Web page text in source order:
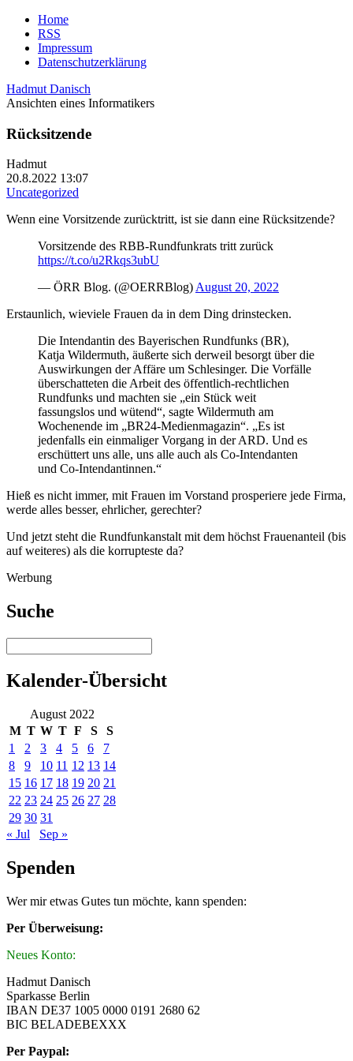
Home
RSS
Impressum
Datenschutzerklärung
Hadmut Danisch
Ansichten eines Informatikers
Rücksitzende
Hadmut
20.8.2022 13:07
Uncategorized
Wenn eine Vorsitzende zurücktritt, ist sie dann eine Rücksitzende?
Vorsitzende des RBB-Rundfunkrats tritt zurück
https://t.co/u2Rkqs3ubU
— ÖRR Blog. (@OERRBlog)August 20, 2022
Erstaunlich, wieviele Frauen da in dem Ding drinstecken.
Die Intendantin des Bayerischen Rundfunks (BR),
Katja Wildermuth, äußerte sich derweil besorgt über die
Auswirkungen der Affäre um Schlesinger. Die Vorfälle
überschatteten die Arbeit des öffentlich-rechtlichen
Rundfunks und machten sie „ein Stück weit
fassungslos und wütend“, sagte Wildermuth am
Wochenende im „BR24-Medienmagazin“. „Es ist
jedenfalls ein einmaliger Vorgang in der ARD. Und es
erschüttert uns alle, uns alle auch als Co-Intendanten
und Co-Intendantinnen.“
Hieß es nicht immer, mit Frauen im Vorstand prosperiere jede Firma,
werde alles besser, ehrlicher, gerechter?
Und jetzt steht die Rundfunkanstalt mit dem höchst Frauenanteil (bis
auf weiteres) als die korrupteste da?
Werbung
Suche
Kalender-Übersicht
August 2022
M T W T F S
S
1
2 3 4 5 6
7
8
9 10 11 12 13 14
15 16 17 18 19 20 21
22 23 24 25 26 27 28
29 30 31
« Jul
Sep »
Spenden
Wer mir etwas Gutes tun möchte, kann spenden:
Per Überweisung:
Neues Konto:
Hadmut Danisch
Sparkasse Berlin
IBAN DE37 1005 0000 0191 2680 62
BIC BELADEBEXXX
Per Paypal: